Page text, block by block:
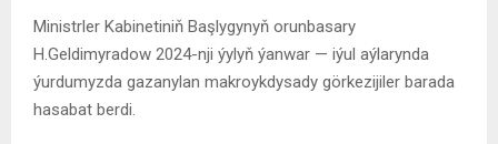
Ministrler Kabinetiniň Başlygynyň orunbasary
H.Geldimyradow 2024-nji ýylyň ýanwar — iýul aýlarynda
ýurdumyzda gazanylan makroykdysady görkezijiler barada
hasabat berdi.